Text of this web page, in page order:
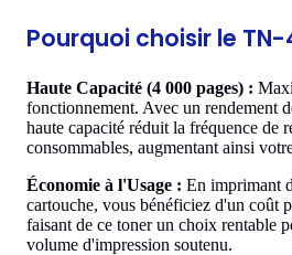
Pourquoi choisir le TN-
Haute Capacité (4 000 pages) :
fonctionnement. Avec un rendement
haute capacité réduit la fréquence de
consommables, augmentant ainsi
Économie à l'Usage : En imprimant
cartouche, vous bénéficiez d'un coût
faisant de ce toner un choix rentable
volume d'impression soutenu.